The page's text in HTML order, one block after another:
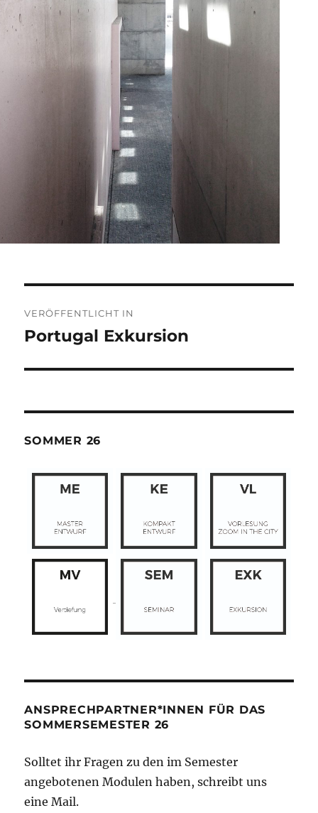
VERÖFFENTLICHT IN
Portugal Exkursion
SOMMER 26
ANSPRECHPARTNER*INNEN FÜR DAS
SOMMERSEMESTER 26
Solltet ihr Fragen zu den im Semester
angebotenen Modulen haben, schreibt uns
eine Mail.